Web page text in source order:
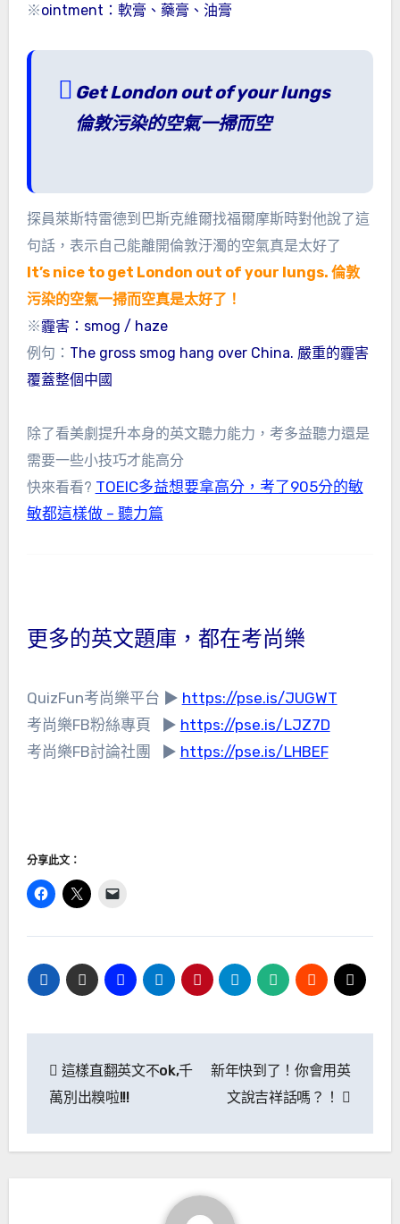
※ointment：軟膏、藥膏、油膏
Get London out of your lungs
倫敦污染的空氣一掃而空
探員萊斯特雷德到巴斯克維爾找福爾摩斯時對他說了這
句話，表示自己能離開倫敦汙濁的空氣真是太好了
It’s nice to get London out of your lungs. 倫敦
污染的空氣一掃而空真是太好了！
※霾害：smog / haze
例句： The gross smog hang over China. 嚴重的霾害
覆蓋整個中國
除了看美劇提升本身的英文聽力能力，考多益聽力還是
需要一些小技巧才能高分
快來看看? TOEIC多益想要拿高分，考了905分的敏
敏都這樣做 – 聽力篇
更多的英文題庫，都在考尚樂
QuizFun考尚樂平台 ▶ https://pse.is/JUGWT
考尚樂FB粉絲專頁 ▶ https://pse.is/LJZ7D​
考尚樂FB討論社團 ▶ https://pse.is/LHBEF
分享此文：
章
覽
這樣直翻英文不ok,千
萬別出糗啦!!!
新年快到了！你會用英
文說吉祥話嗎？！